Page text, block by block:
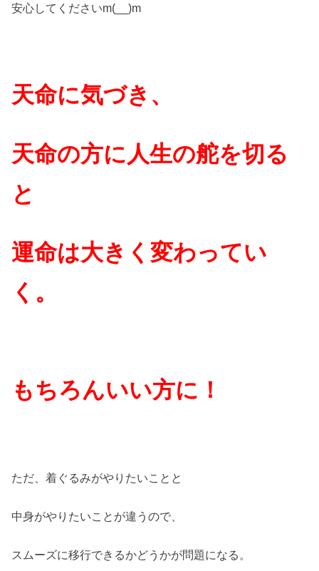
安心してくださいm(__)m
天命に気づき、
天命の方に人生の舵を切る
と
運命は大きく変わってい
く。
もちろんいい方に！
ただ、着ぐるみがやりたいことと
中身がやりたいことが違うので、
スムーズに移行できるかどうかが問題になる。